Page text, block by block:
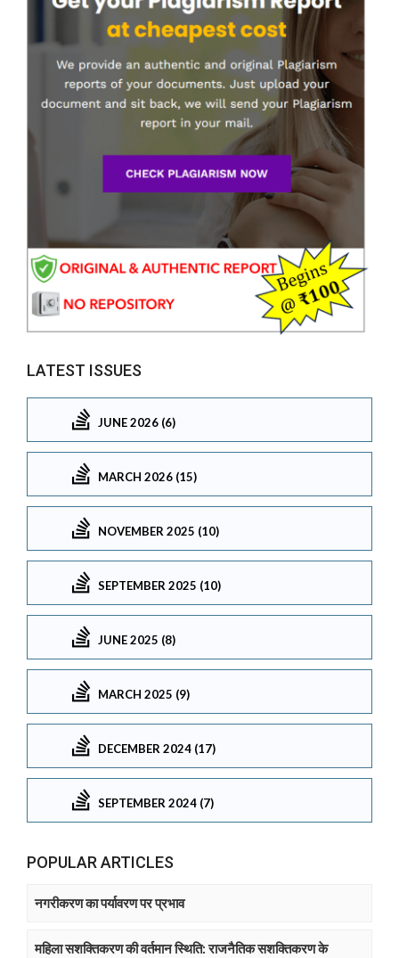
LATEST ISSUES
JUNE 2026 (6)
MARCH 2026 (15)
NOVEMBER 2025 (10)
SEPTEMBER 2025 (10)
JUNE 2025 (8)
MARCH 2025 (9)
DECEMBER 2024 (17)
SEPTEMBER 2024 (7)
POPULAR ARTICLES
नगरीकरण का पर्यावरण पर प्रभाव
महिला सशक्तिकरण की वर्तमान स्थिति: राजनैतिक सशक्तिकरण के